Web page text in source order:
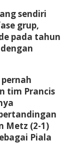
sendiri
grup,
pada tahun
tim Prancis
Metz (2-1)
Piala